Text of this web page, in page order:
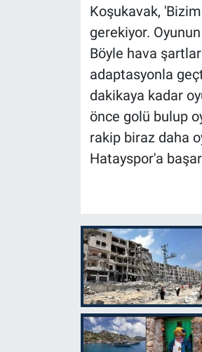
Koşukavak,
gerekiyor.
Böyle hava
adaptasyonla
dakikaya kadar
önce golü bulup
rakip biraz daha
Hatayspor'a